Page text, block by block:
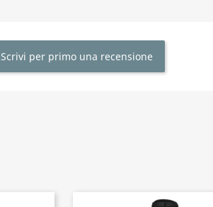
Scrivi per primo una recensione